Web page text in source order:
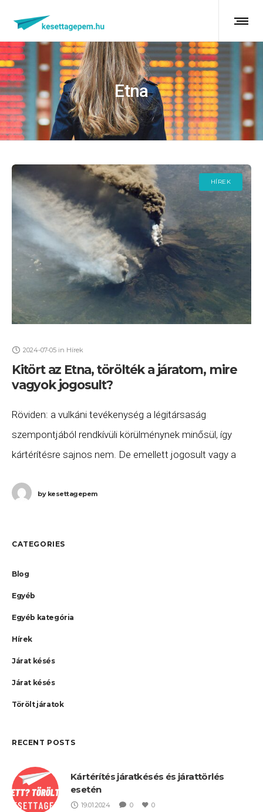
Etna
HÍREK
2024-07-05 in Hírek
Kitört az Etna, törölték a járatom, mire
vagyok jogosult?
Röviden: a vulkáni tevékenység a légitársaság
szempontjából rendkívüli körülménynek minősül, így
kártérítésre sajnos nem. De emellett jogosult vagy a
annak indulásáig. Ha ezeket nem
bykesettagepem
CATEGORIES
Blog
Egyéb
Egyéb kategória
Hírek
Járat késés
Járat késés
Törölt járatok
RECENT POSTS
Kártérítés járatkésés és járattörlés
esetén
19.01.2024 0 0